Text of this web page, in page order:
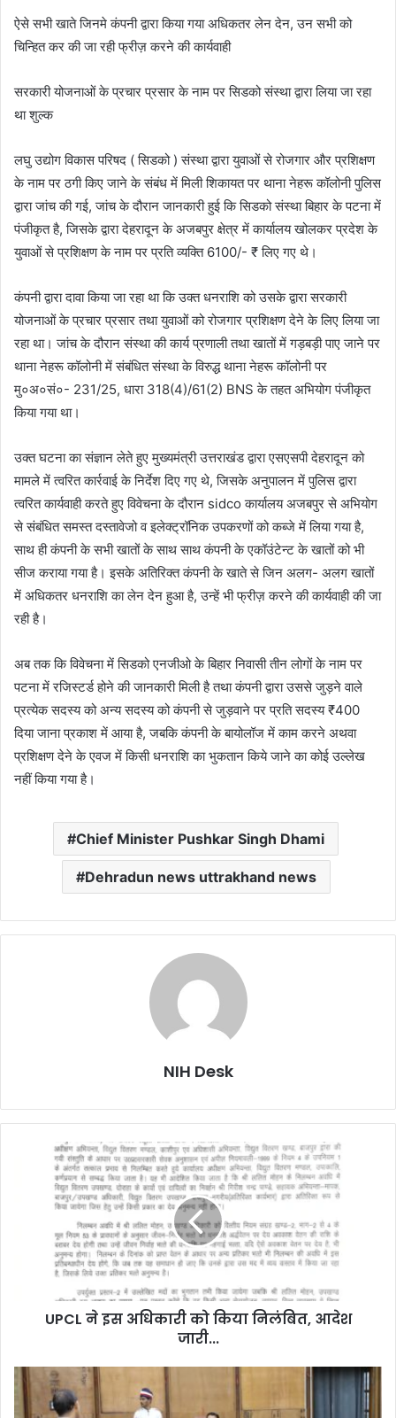
ऐसे सभी खाते जिनमे कंपनी द्वारा किया गया अधिकतर लेन देन, उन सभी को
चिन्हित कर की जा रही फ्रीज़ करने की कार्यवाही
सरकारी योजनाओं के प्रचार प्रसार के नाम पर सिडको संस्था द्वारा लिया जा रहा
था शुल्क
लघु उद्योग विकास परिषद ( सिडको ) संस्था द्वारा युवाओं से रोजगार और प्रशिक्षण
के नाम पर ठगी किए जाने के संबंध में मिली शिकायत पर थाना नेहरू कॉलोनी पुलिस
द्वारा जांच की गई, जांच के दौरान जानकारी हुई कि सिडको संस्था बिहार के पटना में
पंजीकृत है, जिसके द्वारा देहरादून के अजबपुर क्षेत्र में कार्यालय खोलकर प्रदेश के
युवाओं से प्रशिक्षण के नाम पर प्रति व्यक्ति 6100/- ₹ लिए गए थे।
कंपनी द्वारा दावा किया जा रहा था कि उक्त धनराशि को उसके द्वारा सरकारी
योजनाओं के प्रचार प्रसार तथा युवाओं को रोजगार प्रशिक्षण देने के लिए लिया जा
रहा था। जांच के दौरान संस्था की कार्य प्रणाली तथा खातों में गड़बड़ी पाए जाने पर
थाना नेहरू कॉलोनी में संबंधित संस्था के विरुद्ध थाना नेहरू कॉलोनी पर
मु०अ०सं०- 231/25, धारा 318(4)/61(2) BNS के तहत अभियोग पंजीकृत
किया गया था।
उक्त घटना का संज्ञान लेते हुए मुख्यमंत्री उत्तराखंड द्वारा एसएसपी देहरादून को
मामले में त्वरित कार्रवाई के निर्देश दिए गए थे, जिसके अनुपालन में पुलिस द्वारा
त्वरित कार्यवाही करते हुए विवेचना के दौरान sidco कार्यालय अजबपुर से अभियोग
से संबंधित समस्त दस्तावेजो व इलेक्ट्रॉनिक उपकरणों को कब्जे में लिया गया है,
साथ ही कंपनी के सभी खातों के साथ साथ कंपनी के एकॉउंटेन्ट के खातों को भी
सीज कराया गया है। इसके अतिरिक्त कंपनी के खाते से जिन अलग- अलग खातों
में अधिकतर धनराशि का लेन देन हुआ है, उन्हें भी फ्रीज़ करने की कार्यवाही की जा
रही है।
अब तक कि विवेचना में सिडको एनजीओ के बिहार निवासी तीन लोगों के नाम पर
पटना में रजिस्टर्ड होने की जानकारी मिली है तथा कंपनी द्वारा उससे जुड़ने वाले
प्रत्येक सदस्य को अन्य सदस्य को कंपनी से जुड़वाने पर प्रति सदस्य ₹400
दिया जाना प्रकाश में आया है, जबकि कंपनी के बायोलॉज में काम करने अथवा
प्रशिक्षण देने के एवज में किसी धनराशि का भुकतान किये जाने का कोई उल्लेख
नहीं किया गया है।
Chief Minister Pushkar Singh Dhami
Dehradun news uttrakhand news
NIH Desk
UPCL ने इस अधिकारी को किया निलंबित, आदेश
जारी...
दिव्यांगजनों
की
चिकित्सा